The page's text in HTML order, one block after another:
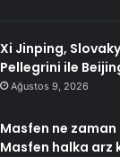
Xi Jinping,
Pellegrini ile
Ağustos 9, 2026
Masfen ne
Masfen halka arz